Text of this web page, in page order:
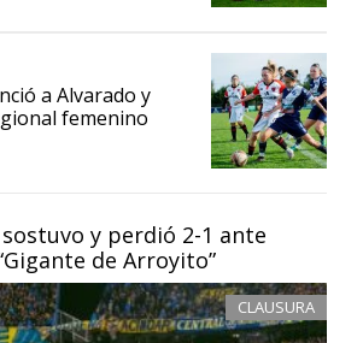
y perdió 2-1 ante
de Arroyito”
CLAUSURA
a Alvarado y
femenino